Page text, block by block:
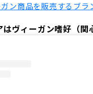
ン商品を販売するブラ
はヴィーガン嗜好（